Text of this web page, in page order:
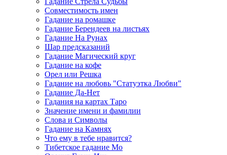
Совместимость имен
Гадание на ромашке
Гадание Берендеев на листьях
Гадание На Рунах
Шар предсказаний
Гадание Магический круг
Гадание на кофе
Орел или Решка
Гадание на любовь "Статуэтка Любви"
Гадание Да-Нет
Гадания на картах Таро
Значение имени и фамилии
Слова и Символы
Гадание на Камнях
Что ему в тебе нравится?
Тибетское гадание Мо